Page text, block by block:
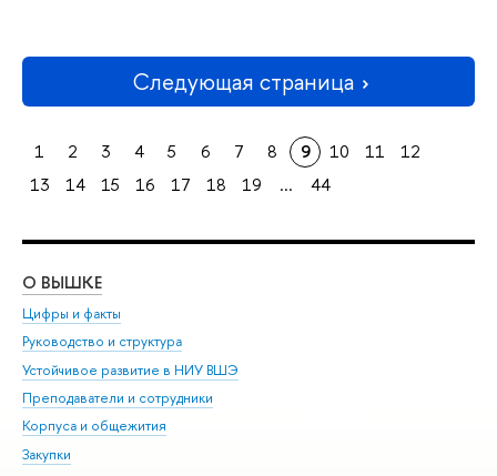
Следующая страница
1 2 3 4 5 6 7 8 9 10 11
12
13
14 15 16 17 18 19 ... 44
О ВЫШКЕ
Цифры и факты
Руководство и структура
Устойчивое развитие в НИУ ВШЭ
Преподаватели и сотрудники
Корпуса и общежития
Закупки